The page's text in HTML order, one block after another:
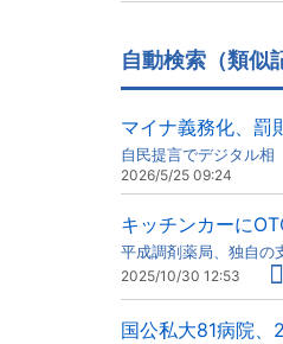
自動検索（類似
マイナ義務化、罰
自民提言でデジタル相
2026/5/25 09:24
キッチンカーに
平成調剤薬局、独自の
2025/10/30 12:53
国公私大81病院、